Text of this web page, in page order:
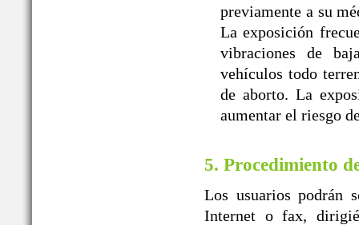
previamente a su
La exposición
vibraciones de
vehículos todo
de aborto. La
aumentar el riesgo
5. Procedimiento
Los usuarios podrán
Internet o fax,